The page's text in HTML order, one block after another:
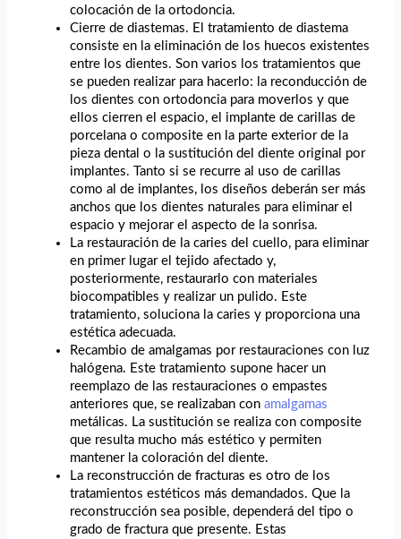
colocación de la ortodoncia.
Cierre de diastemas. El tratamiento de diastema
consiste en la eliminación de los huecos existentes
entre los dientes. Son varios los tratamientos que
se pueden realizar para hacerlo: la reconducción de
los dientes con ortodoncia para moverlos y que
ellos cierren el espacio, el implante de carillas de
porcelana o composite en la parte exterior de la
pieza dental o la sustitución del diente original por
implantes. Tanto si se recurre al uso de carillas
como al de implantes, los diseños deberán ser más
anchos que los dientes naturales para eliminar el
espacio y mejorar el aspecto de la sonrisa.
La restauración de la caries del cuello, para eliminar
en primer lugar el tejido afectado y,
posteriormente, restaurarlo con materiales
biocompatibles y realizar un pulido. Este
tratamiento, soluciona la caries y proporciona una
estética adecuada.
Recambio de amalgamas por restauraciones con luz
halógena. Este tratamiento supone hacer un
reemplazo de las restauraciones o empastes
anteriores que, se realizaban conamalgamas
metálicas. La sustitución se realiza con composite
que resulta mucho más estético y permiten
mantener la coloración del diente.
La reconstrucción de fracturas es otro de los
tratamientos estéticos más demandados. Que la
reconstrucción sea posible, dependerá del tipo o
grado de fractura que presente. Estas